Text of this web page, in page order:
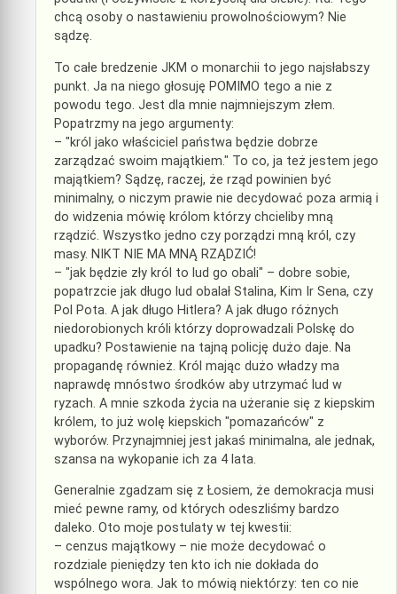
chcą osoby o nastawieniu prowolnościowym? Nie
sądzę.
To całe bredzenie JKM o monarchii to jego najsłabszy
punkt. Ja na niego głosuję POMIMO tego a nie z
powodu tego. Jest dla mnie najmniejszym złem.
Popatrzmy na jego argumenty:
– "król jako właściciel państwa będzie dobrze
zarządzać swoim majątkiem." To co, ja też jestem jego
majątkiem? Sądzę, raczej, że rząd powinien być
minimalny, o niczym prawie nie decydować poza armią i
do widzenia mówię królom którzy chcieliby mną
rządzić. Wszystko jedno czy porządzi mną król, czy
masy. NIKT NIE MA MNĄ RZĄDZIĆ!
– "jak będzie zły król to lud go obali" – dobre sobie,
popatrzcie jak długo lud obalał Stalina, Kim Ir Sena, czy
Pol Pota. A jak długo Hitlera? A jak długo różnych
niedorobionych króli którzy doprowadzali Polskę do
upadku? Postawienie na tajną policję dużo daje. Na
propagandę również. Król mając dużo władzy ma
naprawdę mnóstwo środków aby utrzymać lud w
ryzach. A mnie szkoda życia na użeranie się z kiepskim
królem, to już wolę kiepskich "pomazańców" z
wyborów. Przynajmniej jest jakaś minimalna, ale jednak,
szansa na wykopanie ich za 4 lata.
Generalnie zgadzam się z Łosiem, że demokracja musi
mieć pewne ramy, od których odeszliśmy bardzo
daleko. Oto moje postulaty w tej kwestii:
– cenzus majątkowy – nie może decydować o
rozdziale pieniędzy ten kto ich nie dokłada do
wspólnego wora. Jak to mówią niektórzy: ten co nie